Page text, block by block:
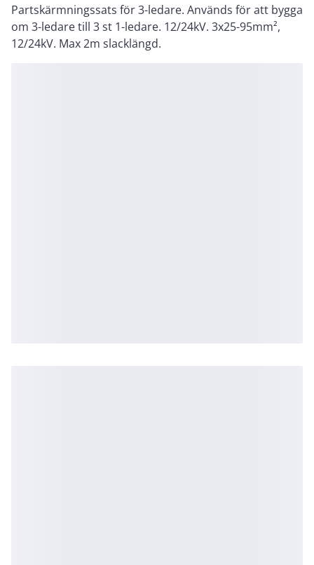
Partskärmningssats för 3-ledare. Används för att bygga
om 3-ledare till 3 st 1-ledare. 12/24kV. 3x25-95mm²,
12/24kV. Max 2m slacklängd.